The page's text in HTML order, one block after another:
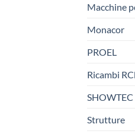
Macchine
Monacor
PROEL
Ricambi
SHOWTEC
Strutture